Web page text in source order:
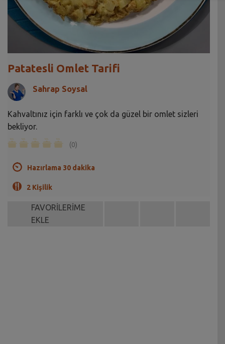
Patatesli Omlet Tarifi
Sahrap Soysal
Kahvaltınız için farklı ve çok da güzel bir omlet sizleri
bekliyor.
(0)
Hazırlama 30 dakika
2 Kişilik
FAVORİLERİME
EKLE